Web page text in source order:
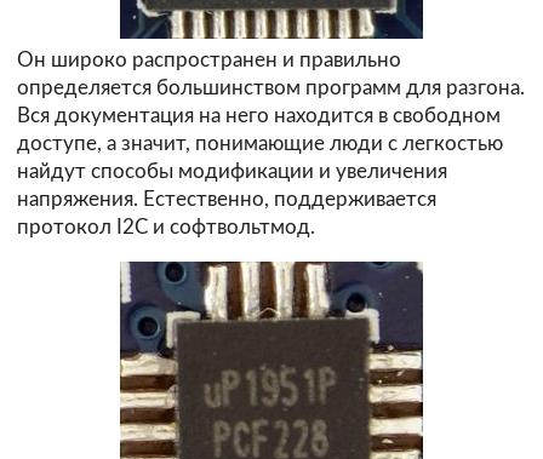
Он широко распространен и правильно
определяется большинством программ для разгона.
Вся документация на него находится в свободном
доступе, а значит, понимающие люди с легкостью
найдут способы модификации и увеличения
напряжения. Естественно, поддерживается
протокол I2C и софтвольтмод.